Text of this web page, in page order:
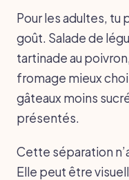
Pour les adultes, tu
goût. Salade de
tartinade au
fromage mieux
gâteaux moins
présentés.
Cette séparation
Elle peut être